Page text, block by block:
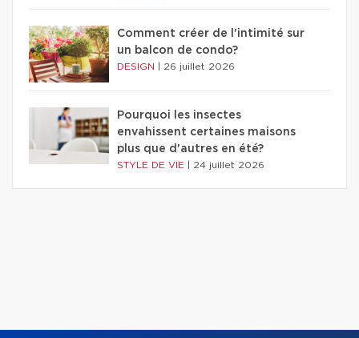
Comment créer de l'intimité sur
un balcon de condo?
DESIGN 26 juillet 2026
Pourquoi les insectes
envahissent certaines maisons
plus que d'autres en été?
STYLE DE VIE 24 juillet 2026